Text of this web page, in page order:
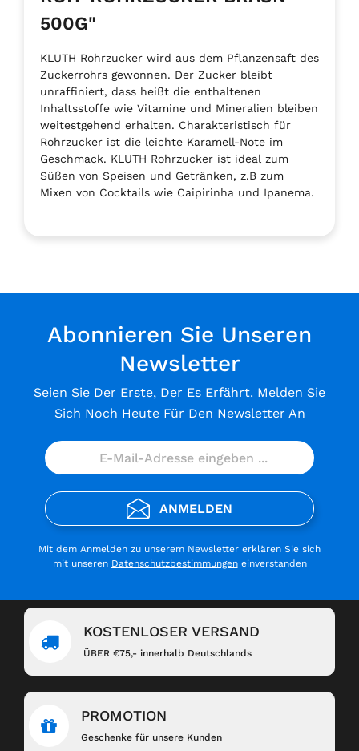
500G"
KLUTH Rohrzucker wird aus dem Pflanzensaft des
Zuckerrohrs gewonnen. Der Zucker bleibt
unraffiniert, dass heißt die enthaltenen
Inhaltsstoffe wie Vitamine und Mineralien bleiben
weitestgehend erhalten. Charakteristisch für
Rohrzucker ist die leichte Karamell-Note im
Geschmack. KLUTH Rohrzucker ist ideal zum
Süßen von Speisen und Getränken, z.B zum
Mixen von Cocktails wie Caipirinha und Ipanema.
Abonnieren Sie Unseren
Newsletter
Seien Sie Der Erste, Der Es Erfährt. Melden Sie
Sich Noch Heute Für Den Newsletter An
ANMELDEN
Mit dem Anmelden zu unserem Newsletter erklären Sie sich
mit unseren Datenschutzbestimmungeneinverstanden
KOSTENLOSER VERSAND
ÜBER €75,- innerhalb Deutschlands
PROMOTION
Geschenke für unsere Kunden